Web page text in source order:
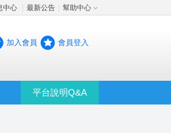
中心 最新公告 幫助中心
加入會員 會員登入
平台說明Q&A